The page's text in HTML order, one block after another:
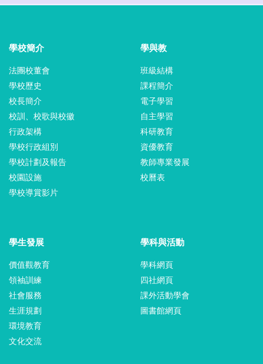
學校簡介
法團校董會
學校歷史
校長簡介
校訓、校歌與校徽
行政架構
學校行政組別
學校計劃及報告
校園設施
學校導賞影片
學與教
班級結構
課程簡介
電子學習
自主學習
科研教育
資優教育
教師專業發展
校曆表
學生發展
價值觀教育
領袖訓練
社會服務
生涯規劃
環境教育
文化交流
學科與活動
學科網頁
四社網頁
課外活動學會
圖書館網頁